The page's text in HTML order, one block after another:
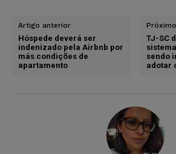
Artigo anterior
Hóspede deverá ser
indenizado pela Airbnb por
más condições de
apartamento
TJ-SC
sendo
adotar